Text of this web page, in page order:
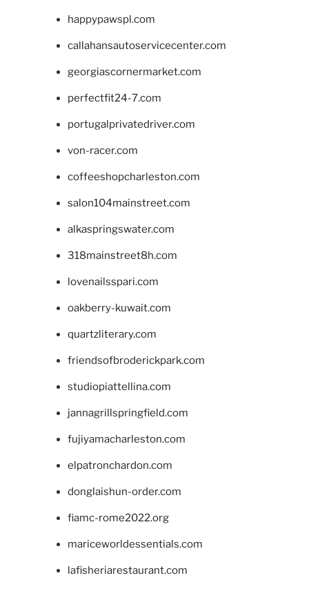
happypawspl.com
callahansautoservicecenter.com
georgiascornermarket.com
perfectfit24-7.com
portugalprivatedriver.com
von-racer.com
coffeeshopcharleston.com
salon104mainstreet.com
alkaspringswater.com
318mainstreet8h.com
lovenailsspari.com
oakberry-kuwait.com
quartzliterary.com
friendsofbroderickpark.com
studiopiattellina.com
jannagrillspringfield.com
fujiyamacharleston.com
elpatronchardon.com
donglaishun-order.com
fiamc-rome2022.org
mariceworldessentials.com
lafisheriarestaurant.com